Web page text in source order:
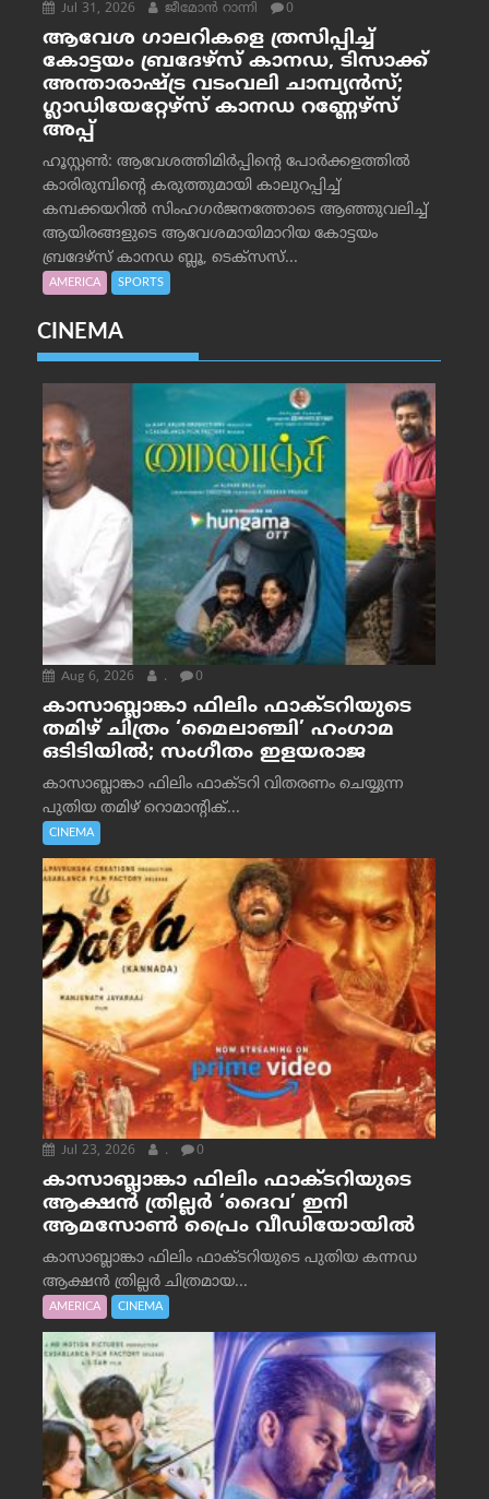
Jul 31, 2026 ജീമോന്‍ റാന്നി 0
ആവേശ ഗാലറികളെ ത്രസിപ്പിച്ച്
കോട്ടയം ബ്രദേഴ്‌സ് കാനഡ, ടിസാക്ക്
അന്താരാഷ്ട്ര വടംവലി ചാമ്പ്യന്‍സ്;
ഗ്ലാഡിയേറ്റേഴ്‌സ് കാനഡ റണ്ണേഴ്‌സ്
അപ്പ്
ഹൂസ്റ്റണ്‍: ആവേശത്തിമിര്‍പ്പിന്റെ പോര്‍ക്കളത്തില്‍
കാരിരുമ്പിന്റെ കരുത്തുമായി കാലുറപ്പിച്ച്
കമ്പക്കയറില്‍ സിംഹഗര്‍ജനത്തോടെ ആഞ്ഞുവലിച്ച്
ആയിരങ്ങളുടെ ആവേശമായിമാറിയ കോട്ടയം
ബ്രദേഴ്‌സ് കാനഡ ബ്ലൂ, ടെക്‌സസ്...
AMERICA SPORTS
CINEMA
Aug 6, 2026 . 0
കാസാബ്ലാങ്കാ ഫിലിം ഫാക്ടറിയുടെ
തമിഴ് ചിത്രം ‘മൈലാഞ്ചി’ ഹംഗാമ
ഒടിടിയിൽ; സംഗീതം ഇളയരാജ
കാസാബ്ലാങ്കാ ഫിലിം ഫാക്ടറി വിതരണം ചെയ്യുന്ന
പുതിയ തമിഴ് റൊമാന്റിക്...
CINEMA
Jul 23, 2026 . 0
കാസാബ്ലാങ്കാ ഫിലിം ഫാക്ടറിയുടെ
ആക്ഷൻ ത്രില്ലർ ‘ദൈവ’ ഇനി
ആമസോൺ പ്രൈം വീഡിയോയിൽ
കാസാബ്ലാങ്കാ ഫിലിം ഫാക്ടറിയുടെ പുതിയ കന്നഡ
ആക്ഷൻ ത്രില്ലർ ചിത്രമായ...
AMERICA CINEMA